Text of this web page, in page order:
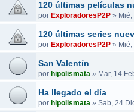
120 últimas películas
por ExploradoresP2P»
120 últimas series
por ExploradoresP2P»
San Valentín
por hipolismata» Mar, 14
Ha llegado el día
por hipolismata» Sab, 24